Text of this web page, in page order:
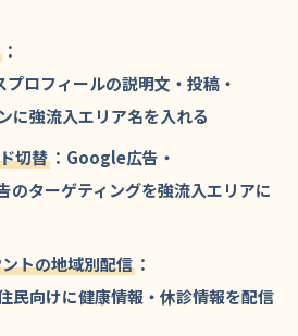
：
ロフィールの説明文・投稿・
に強流入エリア名を入れる
切替 ：Google広告・
のターゲティングを強流入エリアに
トの地域別配信 ：
民向けに健康情報・休診情報を配信